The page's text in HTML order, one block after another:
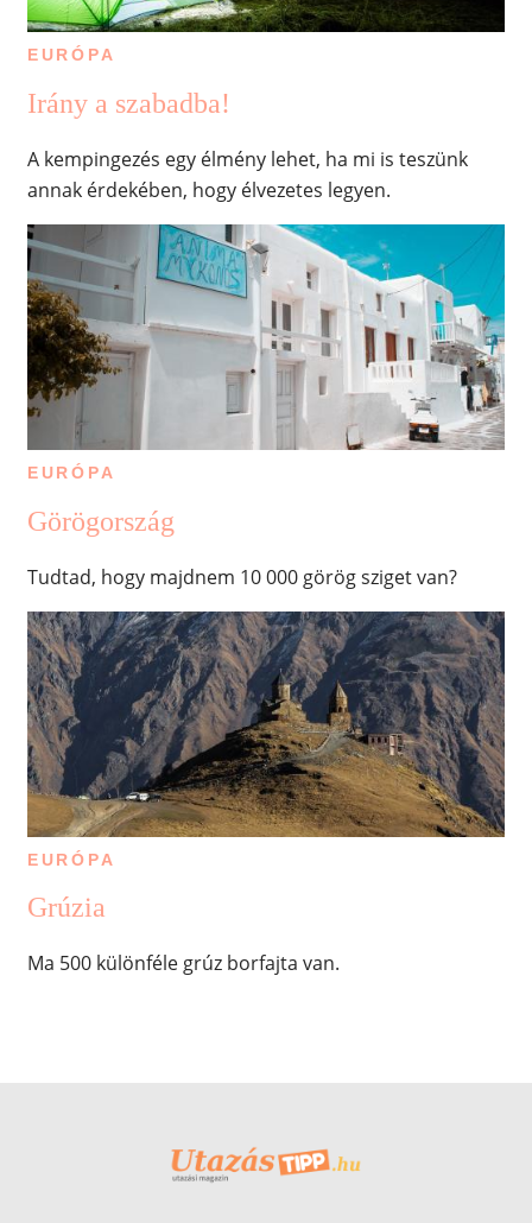
EURÓPA
Irány a szabadba!
A kempingezés egy élmény lehet, ha mi is teszünk
annak érdekében, hogy élvezetes legyen.
EURÓPA
Görögország
Tudtad, hogy majdnem 10 000 görög sziget van?
EURÓPA
Grúzia
Ma 500 különféle grúz borfajta van.